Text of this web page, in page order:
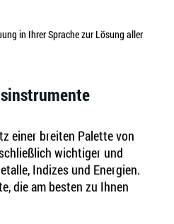
in Ihrer Sprache zur Lösung aller
einer breiten Palette von
wichtiger und
Indizes und Energien.
die am besten zu Ihnen